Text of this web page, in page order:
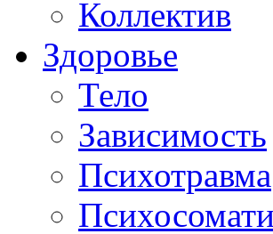
Коллектив
Здоровье
Тело
Зависимость
Психотравма